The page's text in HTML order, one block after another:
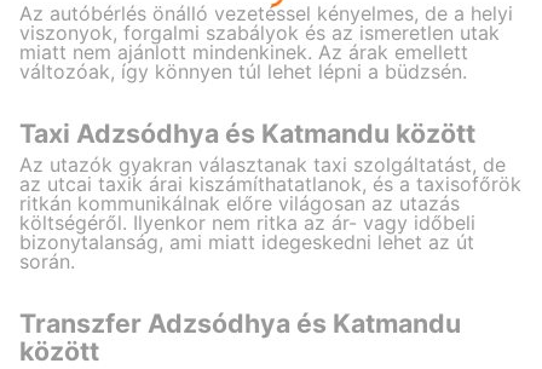
Az autóbérlés önálló vezetéssel kényelmes, de a helyi
viszonyok, forgalmi szabályok és az ismeretlen utak
miatt nem ajánlott mindenkinek. Az árak emellett
változóak, így könnyen túl lehet lépni a büdzsén.
Taxi Adzsódhya és Katmandu között
Az utazók gyakran választanak taxi szolgáltatást, de
az utcai taxik árai kiszámíthatatlanok, és a taxisofőrök
ritkán kommunikálnak előre világosan az utazás
költségéről. Ilyenkor nem ritka az ár- vagy időbeli
bizonytalanság, ami miatt idegeskedni lehet az út
során.
Transzfer Adzsódhya és Katmandu
között